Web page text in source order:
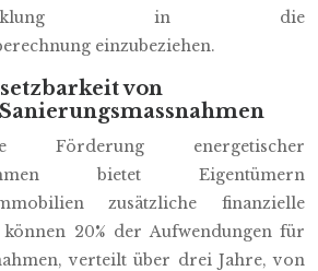
in die
einzubeziehen.
von
Förderung energetischer
bietet Eigentümern
zusätzliche finanzielle
20% der Aufwendungen für
verteilt über drei Jahre, von